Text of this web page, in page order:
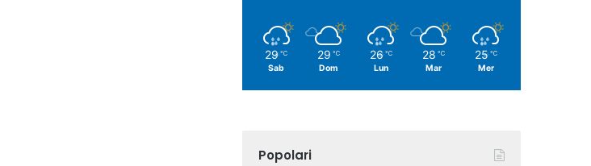
29 ℃
Sab
29 ℃
Dom
26 ℃
Lun
28 ℃
Mar
25 ℃
Mer
Popolari